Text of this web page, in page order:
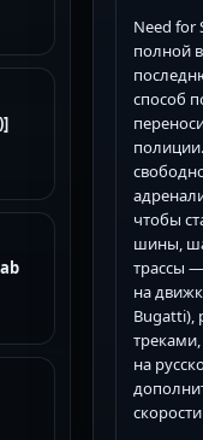
Need for
полной
способ
чтобы
шины,
трассы
на
Bugatti),
на